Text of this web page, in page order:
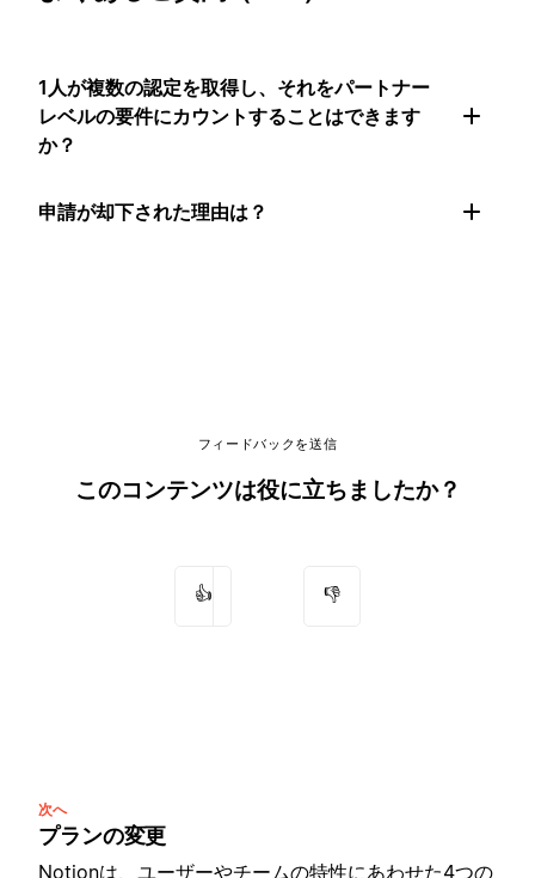
1人が複数の認定を取得し、それをパートナー
レベルの要件にカウントすることはできます
か？
申請が却下された理由は？
フィードバックを送信
このコンテンツは役に立ちましたか？
👍 👎
次へ
プランの変更
Notionは、ユーザーやチームの特性にあわせた4つの